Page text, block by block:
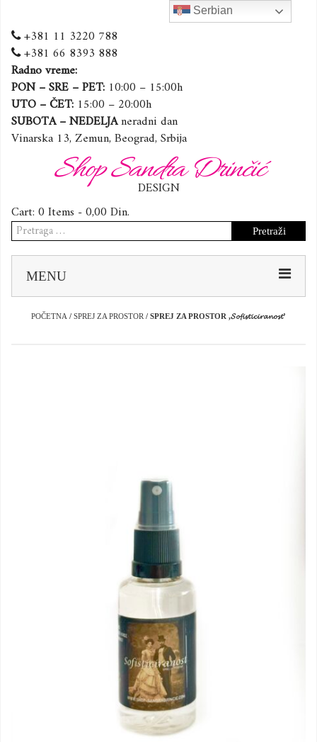
+381 11 3220 788
+381 66 8393 888
Radno vreme:
PON – SRE – PET: 10:00 – 15:00h
UTO – ČET: 15:00 – 20:00h
SUBOTA – NEDELJAneradni dan
Vinarska 13, Zemun, Beograd, Srbija
Shop Sandra Drinčić
DESIGN
Cart: 0 Items -0,00 Din.
Pretraga
za:
MENU
POČETNA / SPREJ ZA PROSTOR / SPREJ ZA PROSTOR ,𝓢𝓸𝓯𝓲𝓼𝓽𝓲𝓬𝓲𝓻𝓪𝓷𝓸𝓼𝓽’
Serbian